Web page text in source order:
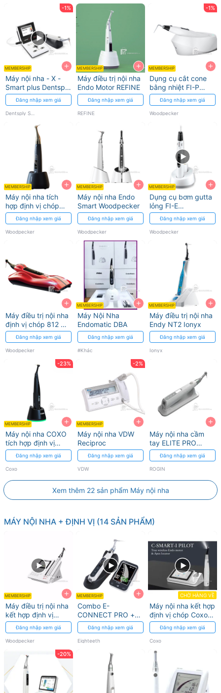
-1%
+
MEMBERSHIP
Máy nội nha - X -
Smart plus Dentsply
SironaĐăng nhập xem giá
+
MEMBERSHIP
Máy điều trị nội nha
Endo Motor REFINE
Đăng nhập xem giá
REFINE
-1%
+
MEMBERSHIP
Dụng cụ cắt cone
bằng nhiệt FI-P
Woodpecker
Đăng nhập xem giá
Woodpecker
+
MEMBERSHIP
Máy nội nha tích
hợp định vị chóp
Yoshi AI Motor 3
trong 1
Đăng nhập xem giá
Woodpecker
+
MEMBERSHIP
Máy nội nha Endo
Smart Woodpecker
Đăng nhập xem giá
Woodpecker
+
MEMBERSHIP
Dụng cụ bơm gutta
lỏng FI-E
Woodpecker
Đăng nhập xem giá
Woodpecker
+
Máy điều trị nội nha
định vị chóp 812 MT
Endo Motor
Đăng nhập xem giá
Woodpecker
+
MEMBERSHIP
Máy Nội Nha
Endomatic DBA
Đăng nhập xem giá
#Khác
+
MEMBERSHIP
Máy điều trị nội nha
Endy NT2 Ionyx
Đăng nhập xem giá
Ionyx
-23%
+
MEMBERSHIP
Máy nội nha COXO
tích hợp định vị
chóp C-Smart Mini
AP+
Đăng nhập xem giá
Coxo
-2%
+
MEMBERSHIP
Máy nội nha VDW
Reciproc
Đăng nhập xem giá
VDW
+
Máy nội nha cầm
tay ELITE PRO
ROGINĐăng nhập xem giá
ROGIN
Xem thêm 22 sản phẩm Máy nội nha
MÁY NỘI NHA + ĐỊNH VỊ (14 SẢN PHẨM)
+
MEMBERSHIP
Máy điều trị nội nha
kết hợp định vị
chóp Endo Radar
Woodpecker
Đăng nhập xem giá
Woodpecker
+
MEMBERSHIP
Combo E-
CONNECT PRO +
E-PEX PRO
Eighteeth
Đăng nhập xem giá
Eighteeth
CHỜ HÀNG VỀ
Máy nội nha kết hợp
định vị chóp Coxo
C-SMART-I PILOT
Đăng nhập xem giá
Coxo
-20%